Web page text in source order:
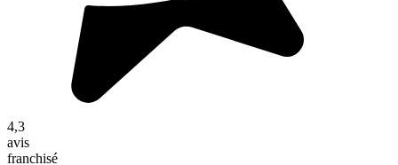
4,3
avis
franchisé